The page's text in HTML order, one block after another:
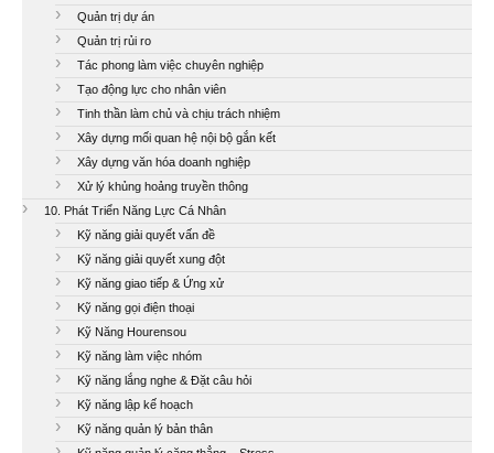
Quản trị dự án
Quản trị rủi ro
Tác phong làm việc chuyên nghiệp
Tạo động lực cho nhân viên
Tinh thần làm chủ và chịu trách nhiệm
Xây dựng mối quan hệ nội bộ gắn kết
Xây dựng văn hóa doanh nghiệp
Xử lý khủng hoảng truyền thông
10. Phát Triển Năng Lực Cá Nhân
Kỹ năng giải quyết vấn đề
Kỹ năng giải quyết xung đột
Kỹ năng giao tiếp & Ứng xử
Kỹ năng gọi điện thoại
Kỹ Năng Hourensou
Kỹ năng làm việc nhóm
Kỹ năng lắng nghe & Đặt câu hỏi
Kỹ năng lập kế hoạch
Kỹ năng quản lý bản thân